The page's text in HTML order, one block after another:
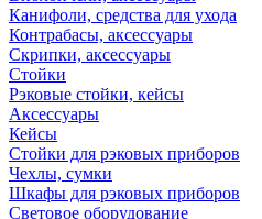
Канифоли, средства для ухода
Контрабасы, аксессуары
Скрипки, аксессуары
Стойки
Рэковые стойки, кейсы
Аксессуары
Кейсы
Стойки для рэковых приборов
Чехлы, сумки
Шкафы для рэковых приборов
Световое оборудование